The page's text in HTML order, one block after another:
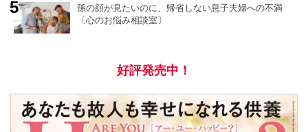
孫の顔が見たいのに、帰省しない息子夫婦への不満
〔心のお悩み相談室〕
好評発売中！